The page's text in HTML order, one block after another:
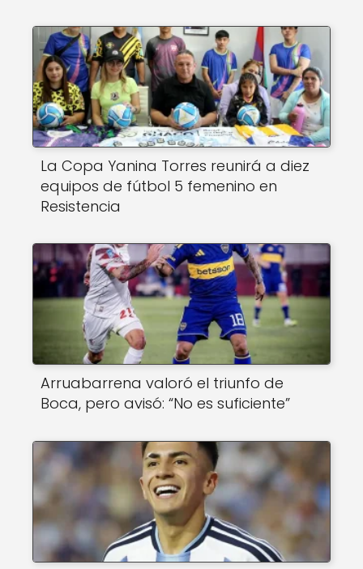
La Copa Yanina Torres reunirá a diez
equipos de fútbol 5 femenino en
Resistencia
Arruabarrena valoró el triunfo de
Boca, pero avisó: “No es suficiente”